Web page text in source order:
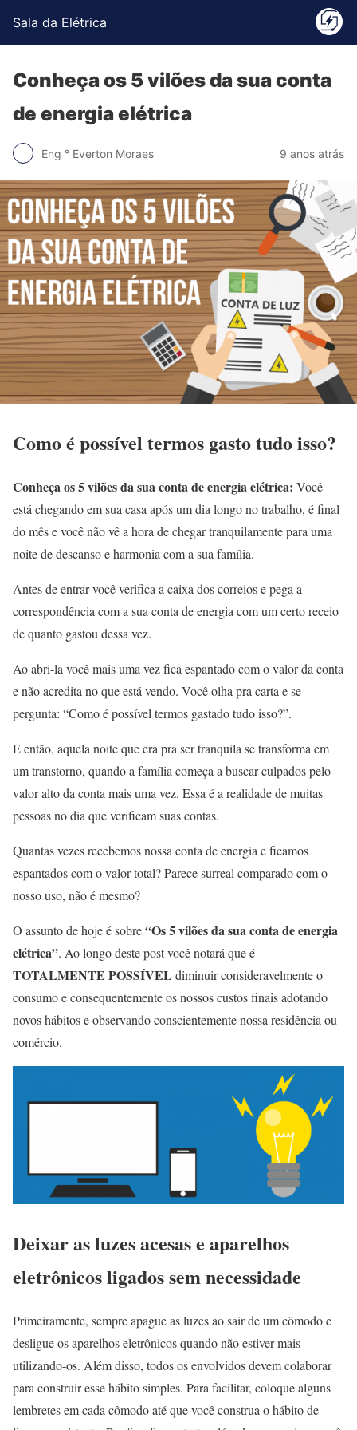
Sala da Elétrica
Conheça os 5 vilões da sua conta
de energia elétrica
Eng ° Everton Moraes 9 anos atrás
Como é possível termos gasto tudo isso?
Conheça os 5 vilões da sua conta de energia elétrica: Você
está chegando em sua casa após um dia longo no trabalho, é final
do mês e você não vê a hora de chegar tranquilamente para uma
noite de descanso e harmonia com a sua família.
Antes de entrar você verifica a caixa dos correios e pega a
correspondência com a sua conta de energia com um certo receio
de quanto gastou dessa vez.
Ao abri-la você mais uma vez fica espantado com o valor da conta
e não acredita no que está vendo. Você olha pra carta e se
pergunta: “Como é possível termos gastado tudo isso?”.
E então, aquela noite que era pra ser tranquila se transforma em
um transtorno, quando a família começa a buscar culpados pelo
valor alto da conta mais uma vez. Essa é a realidade de muitas
pessoas no dia que verificam suas contas.
Quantas vezes recebemos nossa conta de energia e ficamos
espantados com o valor total? Parece surreal comparado com o
nosso uso, não é mesmo?
O assunto de hoje é sobre“Os 5 vilões da sua conta de energia
elétrica”. Ao longo deste post você notará que é
TOTALMENTE POSSÍVEL diminuir consideravelmente o
consumo e consequentemente os nossos custos finais adotando
novos hábitos e observando conscientemente nossa residência ou
comércio.
Deixar as luzes acesas e aparelhos
eletrônicos ligados sem necessidade
Primeiramente, sempre apague as luzes ao sair de um cômodo e
desligue os aparelhos eletrônicos quando não estiver mais
utilizando-os. Além disso, todos os envolvidos devem colaborar
para construir esse hábito simples. Para facilitar, coloque alguns
lembretes em cada cômodo até que você construa o hábito de